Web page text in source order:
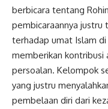
berbicara tentang
pembicaraannya justru
terhadap umat Islam
memberikan kontribusi
persoalan. Kelompok
yang justru
pembelaan diri dari